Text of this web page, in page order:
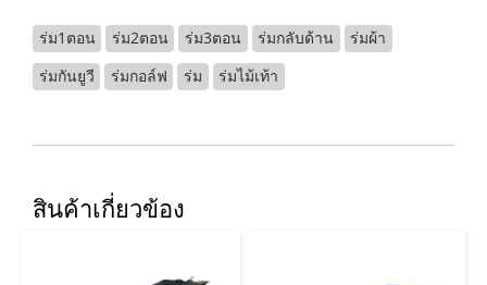
ร่ม1ตอน ร่ม2ตอน ร่ม3ตอน ร่มกลับด้าน
ร่มผ้า
ร่มกันยูวี
ร่มกอล์ฟ ร่ม ร่มไม้เท้า
สินค้าเกี่ยวข้อง